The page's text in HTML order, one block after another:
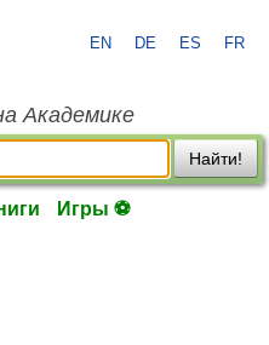
EN DE ES FR
Академике
Найти!
Игры ⚽